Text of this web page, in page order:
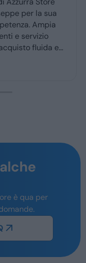
Ottima
Giuseppe mi
ritiro a quello
è qua per